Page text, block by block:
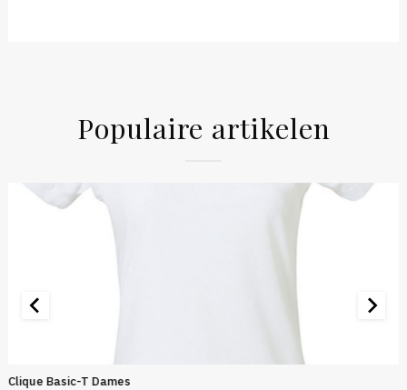
Populaire artikelen
Clique Basic-T Dames